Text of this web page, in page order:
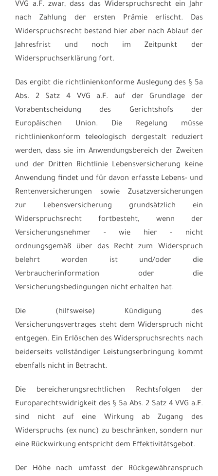
VVG a.F. zwar, dass das Widerspruchsrecht ein Jahr
nach Zahlung der ersten Prämie erlischt. Das
Widerspruchsrecht bestand hier aber nach Ablauf der
Jahresfrist und noch im Zeitpunkt der
Widerspruchserklärung fort.
Das ergibt die richtlinienkonforme Auslegung des § 5a
Abs. 2 Satz 4 VVG a.F. auf der Grundlage der
Vorabentscheidung des Gerichtshofs der
Europäischen Union. Die Regelung müsse
richtlinienkonform teleologisch dergestalt reduziert
werden, dass sie im Anwendungsbereich der Zweiten
und der Dritten Richtlinie Lebensversicherung keine
Anwendung findet und für davon erfasste Lebens- und
Rentenversicherungen sowie Zusatzversicherungen
zur Lebensversicherung grundsätzlich ein
Widerspruchsrecht fortbesteht, wenn der
Versicherungsnehmer - wie hier - nicht
ordnungsgemäß über das Recht zum Widerspruch
belehrt worden ist und/oder die
Verbraucherinformation oder die
Versicherungsbedingungen nicht erhalten hat.
Die (hilfsweise) Kündigung des
Versicherungsvertrages steht dem Widerspruch nicht
entgegen. Ein Erlöschen des Widerspruchsrechts nach
beiderseits vollständiger Leistungserbringung kommt
ebenfalls nicht in Betracht.
Die bereicherungsrechtlichen Rechtsfolgen der
Europarechtswidrigkeit des § 5a Abs. 2 Satz 4 VVG a.F.
sind nicht auf eine Wirkung ab Zugang des
Widerspruchs (ex nunc) zu beschränken, sondern nur
eine Rückwirkung entspricht dem Effektivitätsgebot.
Der Höhe nach umfasst der Rückgewähranspruch